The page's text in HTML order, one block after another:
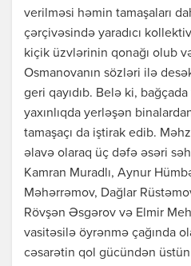
verilməsi həmin tamaşaları
çərçivəsində yaradıcı kollektiv
kiçik üzvlərinin qonağı olub
Osmanovanın sözləri ilə
geri qayıdıb. Belə ki,
yaxınlıqda yerləşən
tamaşaçı da iştirak edib.
əlavə olaraq üç dəfə əsəri
Kamran Muradlı, Aynur
Məhərrəmov, Dağlar
Rövşən Əsgərov və Elmir
vasitəsilə öyrənmə çağında
cəsarətin qol gücündən üstün